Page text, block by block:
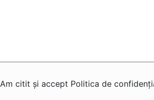
Am citit și accept Politica de